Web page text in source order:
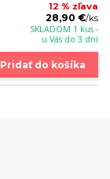
12 % zľava
28,90 €/ks
SKLADOM 1 kus -
u Vás do 3 dní
Pridať do košíka